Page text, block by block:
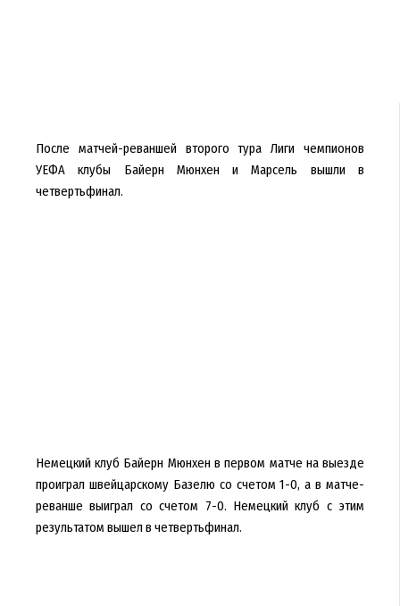
После матчей-реваншей второго тура Лиги чемпионов
УЕФА клубы Байерн Мюнхен и Марсель вышли в
четвертьфинал.
Немецкий клуб Байерн Мюнхен в первом матче на выезде
проиграл швейцарскому Базелю со счетом 1-0, а в матче-
реванше выиграл со счетом 7-0. Немецкий клуб с этим
результатом вышел в четвертьфинал.